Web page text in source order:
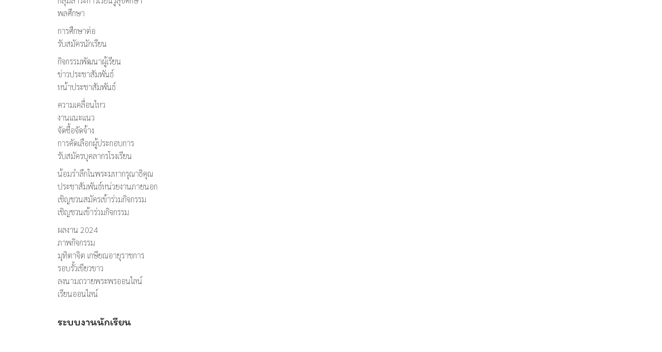
พลศึกษา
การศืกษาต่อ
รับสมัครนักเรียน
กิจกรรมพัฒนาผู้เรียน
ข่าวประชาสัมพันธ์
หน้าประชาสัมพันธ์
ความเคลื่อนไหว
งานแนะแนว
จัดซื้อจัดจ้าง
การคัดเลือกผู้ประกอบการ
รับสมัครบุคลากรโรงเรียน
น้อมรำลึกในพระมหากรุณาธิคุณ
ประชาสัมพันธ์หน่วยงานภายนอก
เชิญชวนสมัครเข้าร่วมกิจกรรม
เชิญชวนเข้าร่วมกิจกรรม
ผลงาน 2024
ภาพกิจกรรม
มุทิตาจิต เกษียณอายุราชการ
รอบรั้วเขียวขาว
ลงนามถวายพระพรออนไลน์
เรียนออนไลน์
ระบบงานนักเรียน